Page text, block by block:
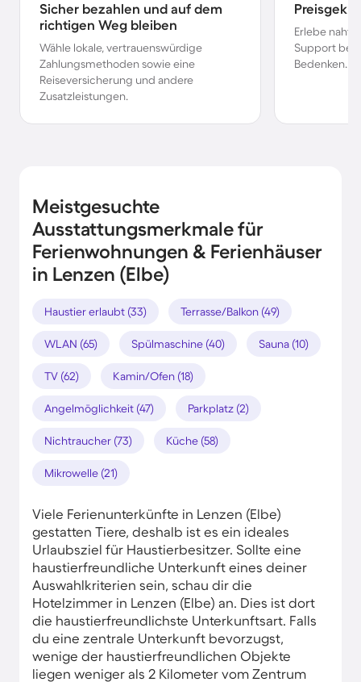
Sicher bezahlen und auf dem
richtigen Weg bleiben
Wähle lokale, vertrauenswürdige
Zahlungsmethoden sowie eine
Reiseversicherung und andere
Zusatzleistungen.
Erlebe
Support bei
Bedenken.
Meistgesuchte
Ausstattungsmerkmale für
Ferienwohnungen & Ferienhäuser
in Lenzen (Elbe)
Haustier erlaubt (33) Terrasse/Balkon (49)
WLAN (65) Spülmaschine (40) Sauna (10)
TV (62) Kamin/Ofen (18)
Angelmöglichkeit (47) Parkplatz (2)
Nichtraucher (73) Küche (58)
Mikrowelle (21)
Viele Ferienunterkünfte in Lenzen (Elbe)
gestatten Tiere, deshalb ist es ein ideales
Urlaubsziel für Haustierbesitzer. Sollte eine
haustierfreundliche Unterkunft eines deiner
Auswahlkriterien sein, schau dir die
Hotelzimmer in Lenzen (Elbe) an. Dies ist dort
die haustierfreundlichste Unterkunftsart. Falls
du eine zentrale Unterkunft bevorzugst,
wenige der haustierfreundlichen Objekte
liegen weniger als 2 Kilometer vom Zentrum